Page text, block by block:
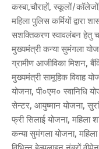
कस्बा,चौराहों, स्कूलों/
महिला पुलिस कर्मियों द्वारा
सशक्तिकरण स्वावलंबन हेतु
मुख्यमंत्री कन्या सुमंगला
ग्रामीण आजीविका मिशन,
मुख्यमंत्री सामूहिक विवाह
योजना, पी०एम० स्वानिधि
सेन्टर, आयुष्मान योजना,
फ्री सिलाई योजना, महिला
कन्या सुमंगला योजना,